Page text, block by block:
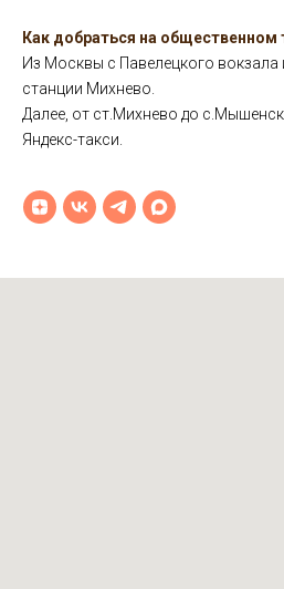
Как добраться на общественном
Из Москвы с Павелецкого вокзала
станции Михнево.
Далее, от ст.Михнево до
Яндекс-такси.